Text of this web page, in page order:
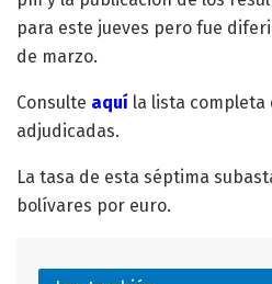
para este jueves pero fue
de marzo.
Consulte aquí la lista completa
adjudicadas.
La tasa de esta séptima
bolívares por euro.